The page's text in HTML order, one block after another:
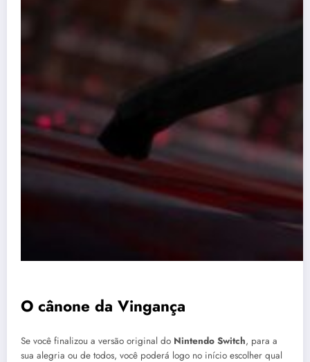
O cânone da Vingança
Se você finalizou a versão original do Nintendo Switch, para a
sua alegria ou de todos, você poderá logo no início escolher qual